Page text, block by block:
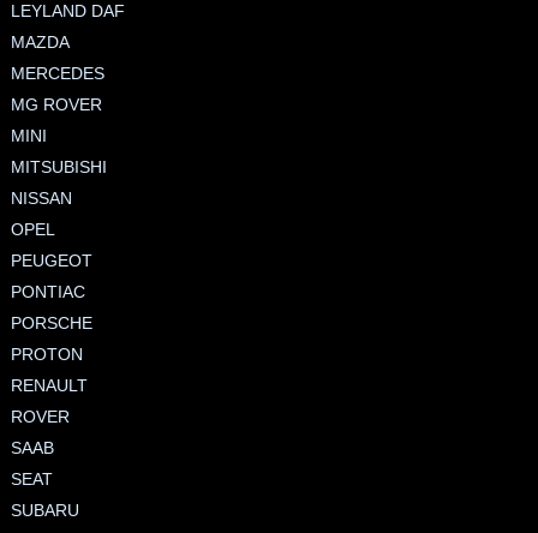
LEYLAND DAF
MAZDA
MERCEDES
MG ROVER
MINI
MITSUBISHI
NISSAN
OPEL
PEUGEOT
PONTIAC
PORSCHE
PROTON
RENAULT
ROVER
SAAB
SEAT
SUBARU